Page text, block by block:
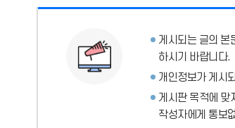
게시되는 글의 본
하시기 바랍니다.
개인정보가 게시
게시판 목적에 맞
작성자에게 통보